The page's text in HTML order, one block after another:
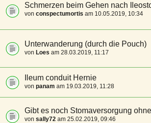
Schmerzen beim Gehen nach
von conspectumortis am 10.05.2019, 10:34
Unterwanderung (durch die Pouch)
von Loes am 28.03.2019, 11:17
Ileum conduit Hernie
von panam am 19.03.2019, 11:28
Gibt es noch Stomaversorgung
von sally72 am 25.02.2019, 09:46